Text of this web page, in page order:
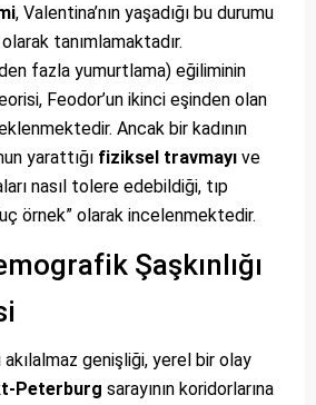
, Valentina’nın yaşadığı bu durumu
tanımlamaktadır.
fazla yumurtlama) eğiliminin
Feodor’un ikinci eşinden olan
Ancak bir kadının
yarattığı fiziksel travmayı ve
nasıl tolere edebildiği, tıp
örnek” olarak incelenmektedir.
Şaşkınlığı
genişliği, yerel bir olay
Peterburg sarayının koridorlarına